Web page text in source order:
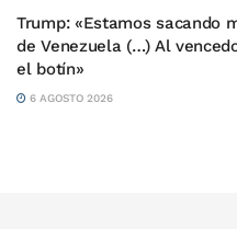
Trump: «Estamos sacando
de Venezuela (…) Al
el botín»
6 AGOSTO 2026